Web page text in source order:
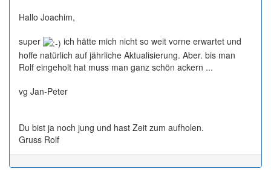
Hallo Joachim,
super
ich hätte mich nicht so weit vorne erwartet und
hoffe natürlich auf jährliche Aktualisierung. Aber. bis man
Rolf eingeholt hat muss man ganz schön ackern ...
vg Jan-Peter
Du bist ja noch jung und hast Zeit zum aufholen.
Gruss Rolf